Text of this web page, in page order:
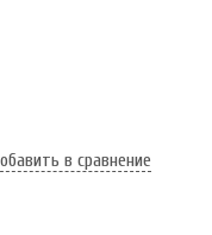
в сравнение